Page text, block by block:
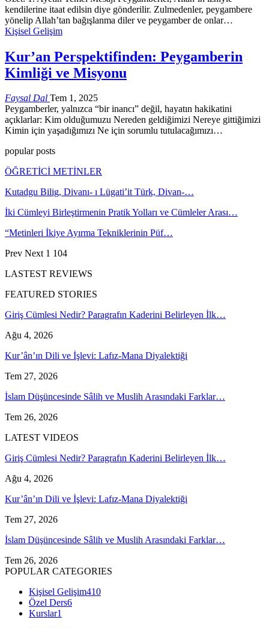
kendilerine itaat edilsin diye gönderilir. Zulmedenler, peygambere
yönelip Allah’tan bağışlanma diler ve peygamber de onlar…
Kişisel Gelişim
Kur’an Perspektifinden: Peygamberin
Kimliği ve Misyonu
Faysal Dal Tem 1, 2025
Peygamberler, yalnızca “bir inancı” değil, hayatın hakikatini
açıklarlar: Kim olduğumuzu Nereden geldiğimizi Nereye gittiğimizi
Kimin için yaşadığımızı Ne için sorumlu tutulacağımızı…
popular posts
ÖĞRETİCİ METİNLER
Kutadgu Bilig, Divanı- ı Lügati’it Türk, Divan-…
İki Cümleyi Birleştirmenin Pratik Yolları ve Cümleler Arası…
“Metinleri İkiye Ayırma Tekniklerinin Püf…
Prev Next 1 104
LASTEST REVIEWS
FEATURED STORIES
Giriş Cümlesi Nedir? Paragrafın Kaderini Belirleyen İlk…
Ağu 4, 2026
Kur’ân’ın Dili ve İşlevi: Lafız-Mana Diyalektiği
Tem 27, 2026
İslam Düşüncesinde Sâlih ve Muslih Arasındaki Farklar…
Tem 26, 2026
LATEST VIDEOS
Giriş Cümlesi Nedir? Paragrafın Kaderini Belirleyen İlk…
Ağu 4, 2026
Kur’ân’ın Dili ve İşlevi: Lafız-Mana Diyalektiği
Tem 27, 2026
İslam Düşüncesinde Sâlih ve Muslih Arasındaki Farklar…
Tem 26, 2026
POPULAR CATEGORIES
Kişisel Gelişim410
Özel Ders6
Kurslar1